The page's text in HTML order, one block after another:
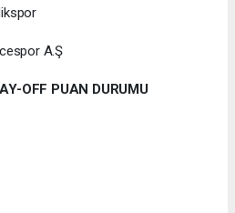
A.Ş
OFF PUAN DURUMU